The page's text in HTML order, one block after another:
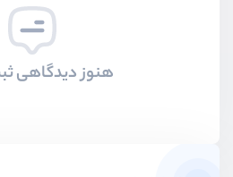
هنوز دیدگاهی